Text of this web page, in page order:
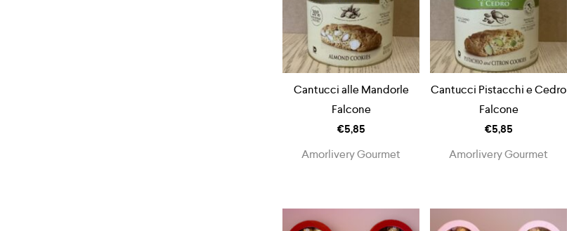
Cantucci alle Mandorle
Falcone
€5,85
Amorlivery Gourmet
Cantucci Pistacchi e Cedro
Falcone
€5,85
Amorlivery Gourmet